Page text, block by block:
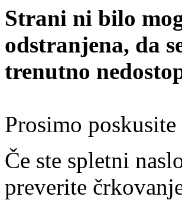
Strani ni bilo
odstranjena, da
trenutno
Prosimo poskusite
Če ste spletni
preverite